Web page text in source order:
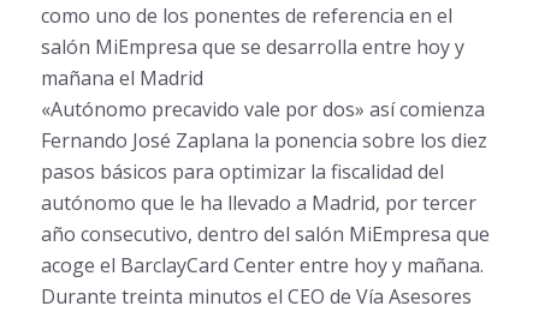
como uno de los ponentes de referencia en el
salón MiEmpresa que se desarrolla entre hoy y
mañana el Madrid
«Autónomo precavido vale por dos» así comienza
Fernando José Zaplana la ponencia sobre los diez
pasos básicos para optimizar la fiscalidad del
autónomo que le ha llevado a Madrid, por tercer
año consecutivo, dentro del salón MiEmpresa que
acoge el BarclayCard Center entre hoy y mañana.
Durante treinta minutos el CEO de Vía Asesores